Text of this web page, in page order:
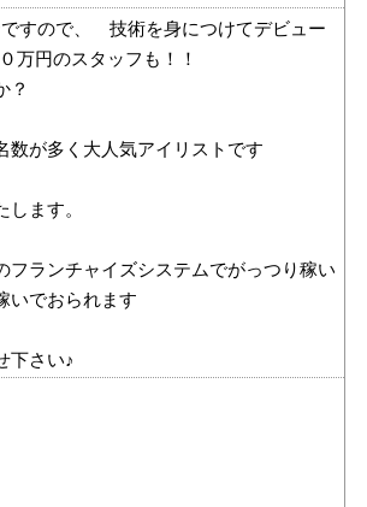
すので、 技術を身につけてデビュー
円のスタッフも！！
？
数が多く大人気アイリストです
ます。
フランチャイズシステムでがっつり稼い
いでおられます
下さい♪